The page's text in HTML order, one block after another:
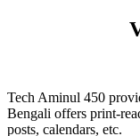
Tech Aminul 450
Bengali offers print-
posts, calendars, etc.